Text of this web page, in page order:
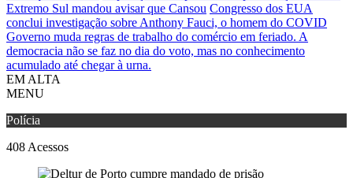
Extremo Sul mandou avisar que Cansou Congresso dos EUA
conclui investigação sobre Anthony Fauci, o homem do COVID
Governo muda regras de trabalho do comércio em feriado. A
democracia não se faz no dia do voto, mas no conhecimento
acumulado até chegar à urna.
EM ALTA
MENU
Polícia
408 Acessos